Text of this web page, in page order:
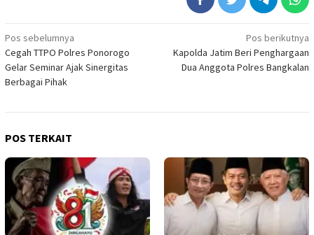
Navigasi
pos
Pos sebelumnya
Cegah TTPO Polres Ponorogo
Gelar Seminar Ajak Sinergitas
Berbagai Pihak
Pos berikutnya
Kapolda Jatim Beri Penghargaan
Dua Anggota Polres Bangkalan
POS TERKAIT